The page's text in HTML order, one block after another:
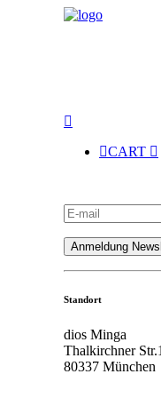
CART
Standort
dios Minga
Thalkirchner
80337 München